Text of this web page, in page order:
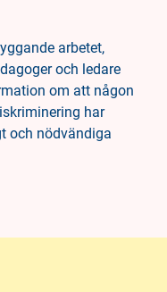
arbetet,
och ledare
om att någon
har
och nödvändiga